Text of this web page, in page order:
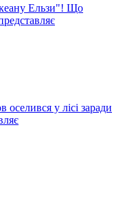
Ельзи"! Що
у лісі заради